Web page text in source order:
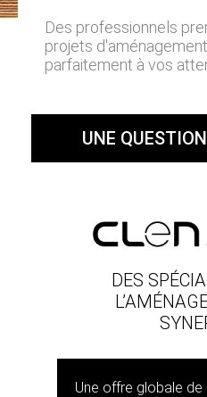
Des professionnels
projets
parfaitement à vos
UNE
DES
Une offre globale de